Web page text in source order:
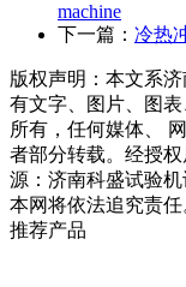
machine
下一篇： 冷热
版权声明： 本文系
有文字、图片、图
所有，任何媒体、
者部分转载。经授
源：济南科盛试验
本网将依法追究责任
推荐产品